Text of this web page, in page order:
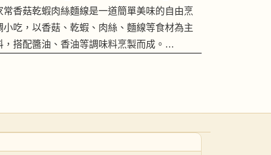
常香菇乾蝦肉絲麵線是一道簡單美味的自由烹
小吃，以香菇、乾蝦、肉絲、麵線等食材為主
，搭配醬油、香油等調味料烹製而成。…